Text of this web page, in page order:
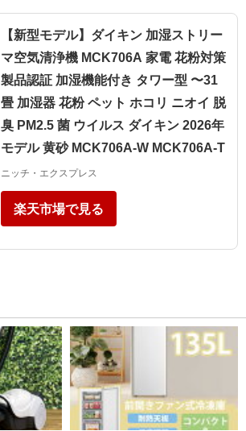
【新型モデル】ダイキン 加湿ストリー
マ空気清浄機 MCK706A 家電 花粉対策
製品認証 加湿機能付き タワー型 〜31
畳 加湿器 花粉 ペット ホコリ ニオイ 脱
臭 PM2.5 菌 ウイルス ダイキン 2026年
モデル 黄砂 MCK706A-W MCK706A-T
ニッチ・エクスプレス
楽天市場で見る